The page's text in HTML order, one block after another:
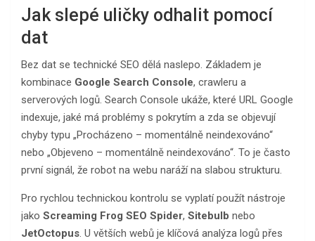
Jak slepé uličky odhalit pomocí
dat
Bez dat se technické SEO dělá naslepo. Základem je
kombinace Google Search Console, crawleru a
serverových logů. Search Console ukáže, které URL Google
indexuje, jaké má problémy s pokrytím a zda se objevují
chyby typu „Procházeno – momentálně neindexováno“
nebo „Objeveno – momentálně neindexováno“. To je často
první signál, že robot na webu naráží na slabou strukturu.
Pro rychlou technickou kontrolu se vyplatí použít nástroje
jako Screaming Frog SEO Spider, Sitebulb nebo
JetOctopus. U větších webů je klíčová analýza logů přes